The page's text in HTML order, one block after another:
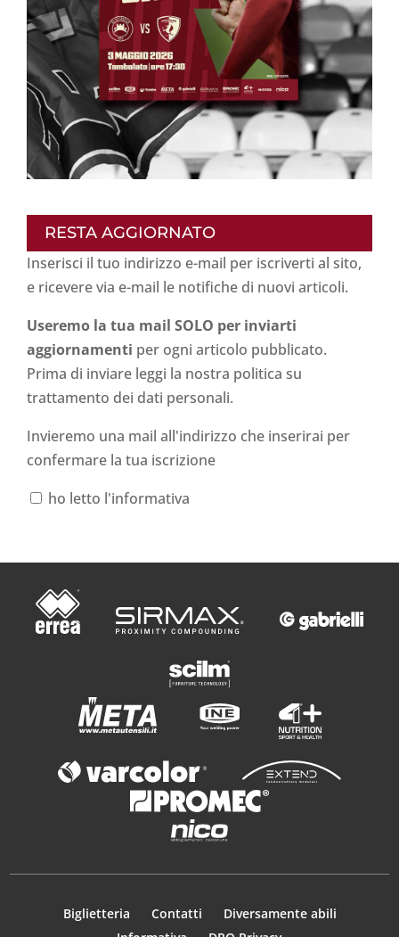
RESTA AGGIORNATO
Inserisci il tuo indirizzo e-mail per iscriverti al sito,
e ricevere via e-mail le notifiche di nuovi articoli.
Useremo la tua mail SOLO per inviarti
aggiornamenti per ogni articolo pubblicato.
Prima di inviare leggi la nostra politica su
trattamento dei dati personali.
Invieremo una mail all'indirizzo che inserirai per
confermare la tua iscrizione
ho letto l'informativa
Biglietteria Contatti
Diversamente abili